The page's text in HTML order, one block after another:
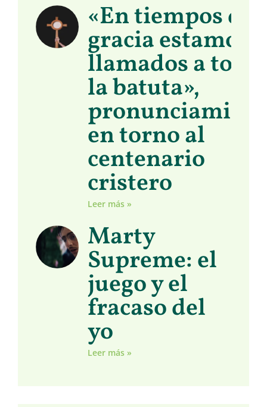
«En tiempos de
gracia estamos
llamados a
la batuta»,
en torno al
centenario
cristero
Leer más »
Marty
Supreme: el
juego y el
fracaso del
yo
Leer más »